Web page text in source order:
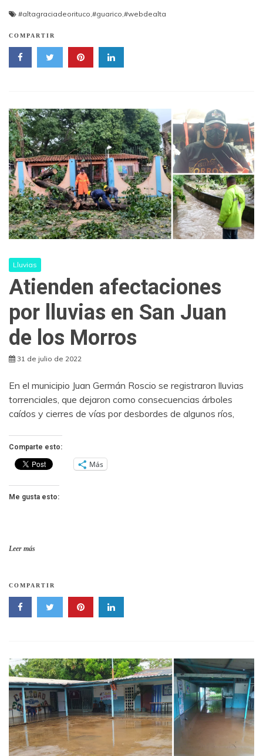
#altagraciadeorituco #guarico #webdealta
COMPARTIR
Lluvias
Atienden afectaciones
por lluvias en San Juan
de los Morros
31 de julio de 2022
En el municipio Juan Germán Roscio se registraron lluvias
torrenciales, que dejaron como consecuencias árboles
caídos y cierres de vías por desbordes de algunos ríos,
Comparte esto:
Más
Me gusta esto:
Leer más
COMPARTIR